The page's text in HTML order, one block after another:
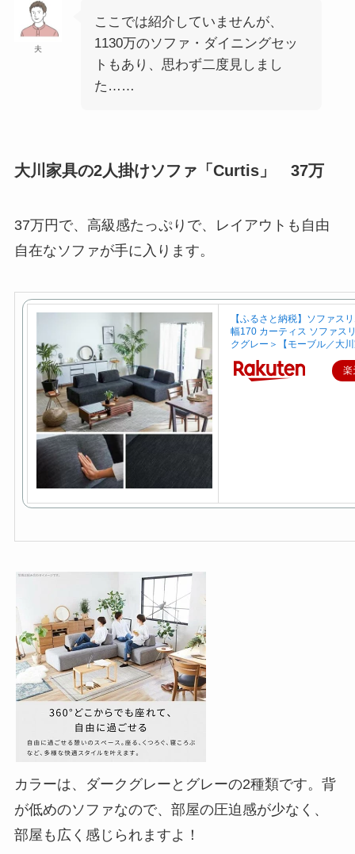
夫
ここでは紹介していませんが、
1130万のソファ・ダイニングセッ
トもあり、思わず二度見しまし
た……
大川家具の2人掛けソファ「Curtis」 37万
37万円で、高級感たっぷりで、レイアウトも自由
自在なソファが手に入ります。
【ふるさと納税】ソファス
幅170 カーティス ソファス
クグレー＞【モーブル／大
楽
カラーは、ダークグレーとグレーの2種類です。背
が低めのソファなので、部屋の圧迫感が少なく、
部屋も広く感じられますよ！